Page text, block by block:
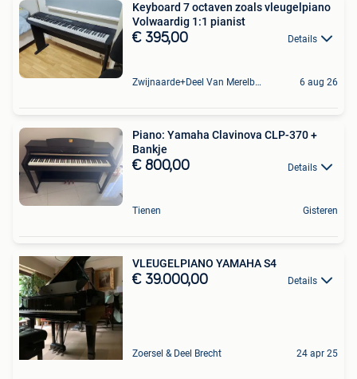
Keyboard 7 octaven zoals vleugelpiano
Volwaardig 1:1 pianist
€ 395,00 Details
Zwijnaarde+Deel Van Merelbeke 6 aug 26
Piano: Yamaha Clavinova CLP-370 +
Bankje
€ 800,00 Details
Tienen Gisteren
VLEUGELPIANO YAMAHA S4
€ 39.000,00 Details
Zoersel & Deel Brecht 24 apr 25